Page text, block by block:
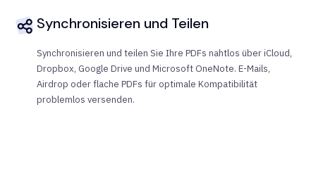
Synchronisieren und Teilen
Synchronisieren und teilen Sie Ihre PDFs nahtlos über iCloud,
Dropbox, Google Drive und Microsoft OneNote. E-Mails,
Airdrop oder flache PDFs für optimale Kompatibilität
problemlos versenden.